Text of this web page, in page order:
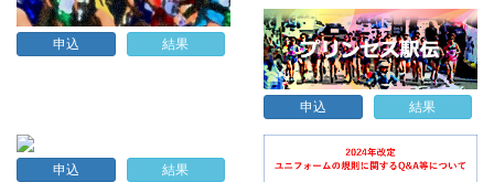
申込 結果
申込 結果
申込 結果